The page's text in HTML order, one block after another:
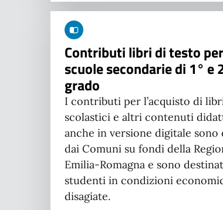
Contributi libri di testo
scuole secondarie di 1° e
grado
I contributi per l’acquisto di
scolastici e altri contenuti
anche in versione digitale sono
dai Comuni su fondi della
Emilia-Romagna e sono
studenti in condizioni
disagiate.